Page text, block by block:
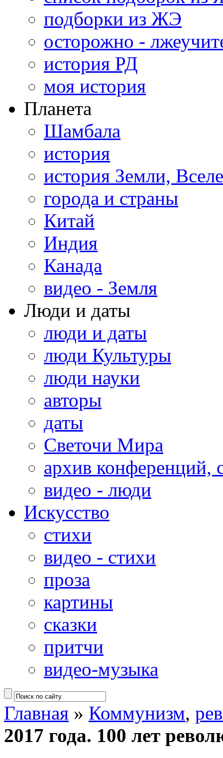
подборки из ЖЭ
осторожно -
история РД
моя история
Планета
Шамбала
история
история Земли,
города и страны
Китай
Индия
Канада
видео - Земля
Люди и даты
люди и даты
люди Культуры
люди науки
авторы
даты
Светочи Мира
архив конференций,
видео - люди
Искусство
стихи
видео - стихи
проза
картины
сказки
притчи
видео-музыка
Главная » Коммунизм,
2017 года. 100 лет